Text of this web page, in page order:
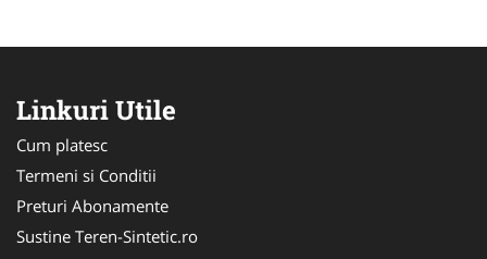
Linkuri Utile
Cum platesc
Termeni si Conditii
Preturi Abonamente
Sustine Teren-Sintetic.ro